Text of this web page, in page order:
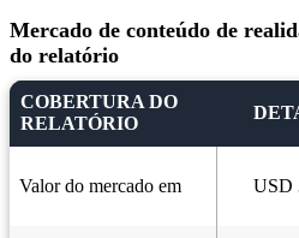
Mercado de conteúdo de
do relatório
COBERTURA DO
RELATÓRIO
Valor do mercado em USD